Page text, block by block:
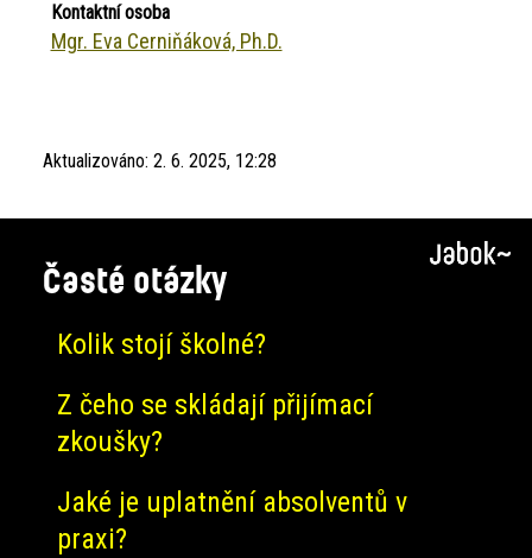
Kontaktní osoba
Mgr. Eva Cerniňáková, Ph.D.
Aktualizováno: 2. 6. 2025, 12:28
Časté otázky
Kolik stojí školné?
Z čeho se skládají přijímací
zkoušky?
Jaké je uplatnění absolventů v
praxi?